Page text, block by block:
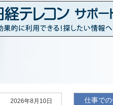
の2026年版、約3万6千社を
ート」の最新版、10～3月実
2026年8月10日 仕事で